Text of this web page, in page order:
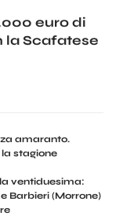
euro di
la Scafatese
amaranto.
stagione
ventiduesima:
Barbieri (Morrone)